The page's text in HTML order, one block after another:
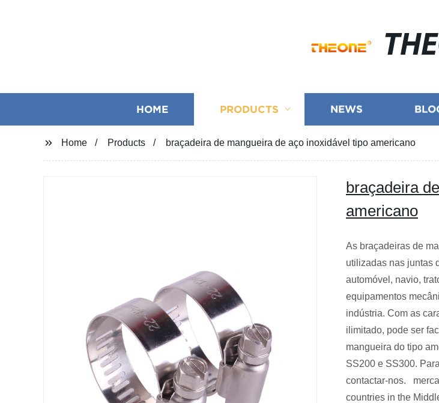
HOME PRODUCTS NEWS
Home Products braçadeira de mangueira de aço inoxidável tipo americano
braçadeira
americano
As braçadeiras de
utilizadas nas juntas
automóvel, navio,
equipamentos
indústria. Com as
ilimitado, pode ser
mangueira do tipo
SS200 e SS300.
contactar-nos.
countries in the